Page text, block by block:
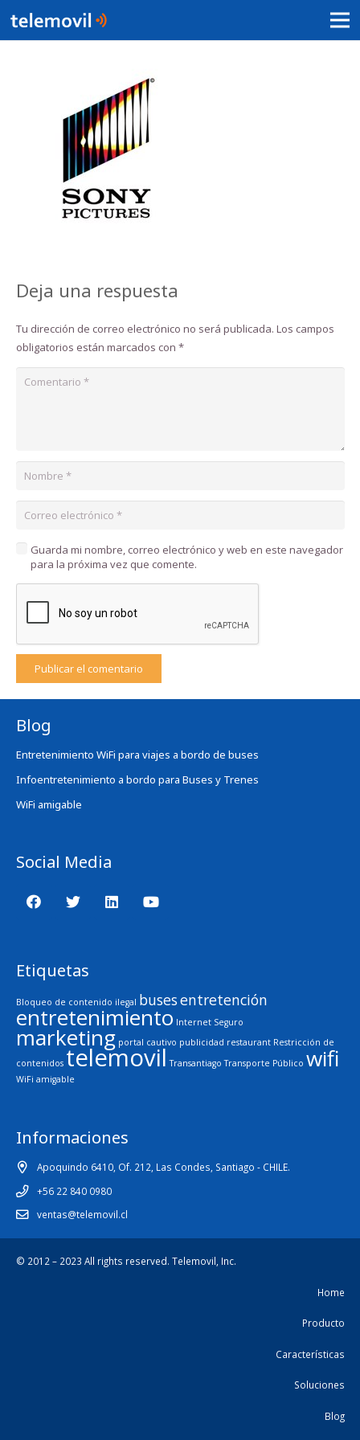
Deja una respuesta
Tu dirección de correo electrónico no será publicada. Los campos
obligatorios están marcados con *
Guarda mi nombre, correo electrónico y web en este navegador
para la próxima vez que comente.
Publicar el comentario
Blog
Entretenimiento WiFi para viajes a bordo de buses
Infoentretenimiento a bordo para Buses y Trenes
WiFi amigable
Social Media
Etiquetas
Bloqueo de contenido ilegal busesentretención
entretenimiento Internet Seguro
marketing portal cautivo publicidad restaurant Restricción de
contenidos telemovil Transantiago Transporte Público wifi
WiFi amigable
Informaciones
Apoquindo 6410, Of. 212, Las Condes, Santiago - CHILE.
+56 22 840 0980
ventas@telemovil.cl
© 2012 – 2023 All rights reserved. Telemovil, Inc.
Home
Producto
Características
Soluciones
Blog